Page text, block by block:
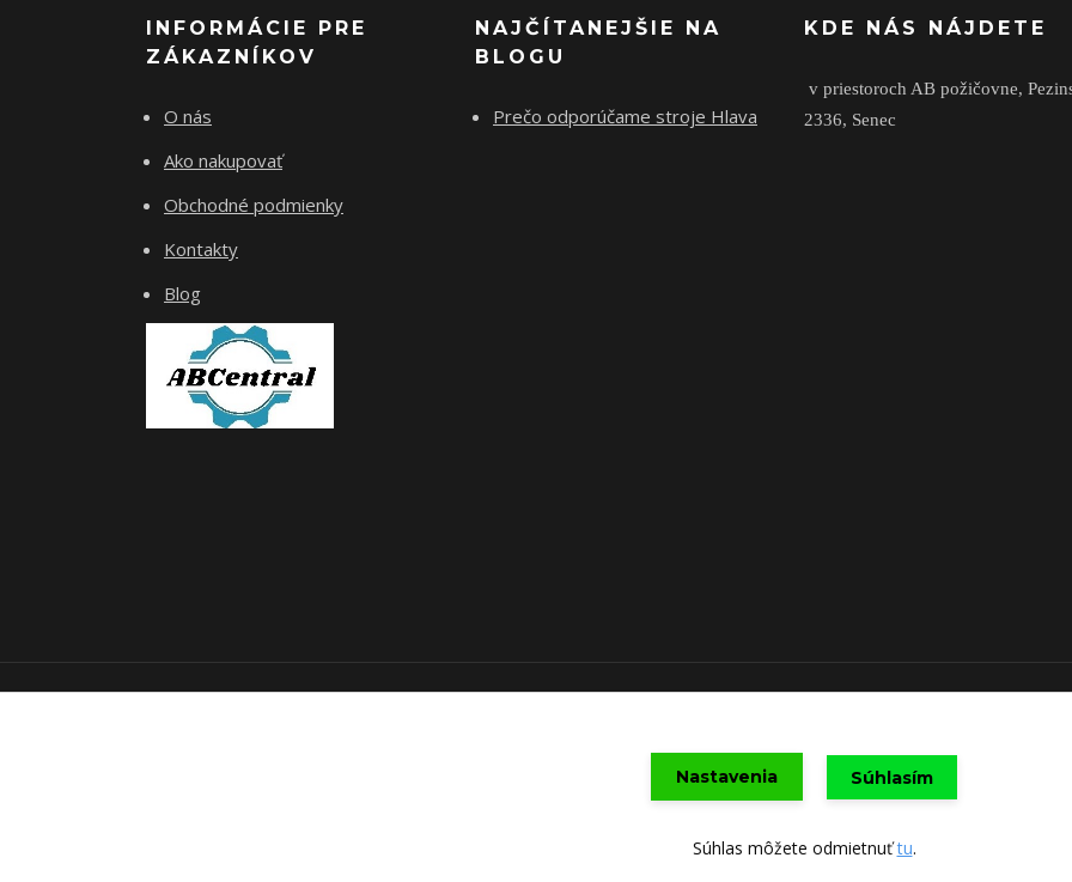
INFORMÁCIE PRE
ZÁKAZNÍKOV
O nás
Ako nakupovať
Obchodné podmienky
Kontakty
Blog
NAJČÍTANEJŠIE NA
BLOGU
Prečo odporúčame stroje Hlava
KDE NÁS NÁJDETE
v priestoroch AB požičovne,
2336, Senec
Upravit sběr cookies.
Vytvorené na
Nastavenia Súhlasím
Súhlas môžete odmietnuťtu.